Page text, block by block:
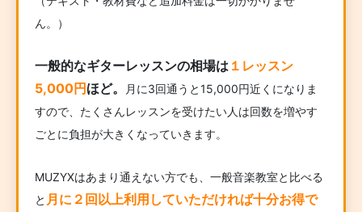
ん。）
一般的なギターレッスンの相場は １レッスン
5,000円ほど。
月に3回通うと15,000円近くになりま
すので、たくさんレッスンを受けたい人は回数を増やす
ごとに負担が大きくなっていきます。
MUZYXはあまり通えない方でも、一般音楽教室と比べる
と 月に２回以上利用していただければ十分お得で